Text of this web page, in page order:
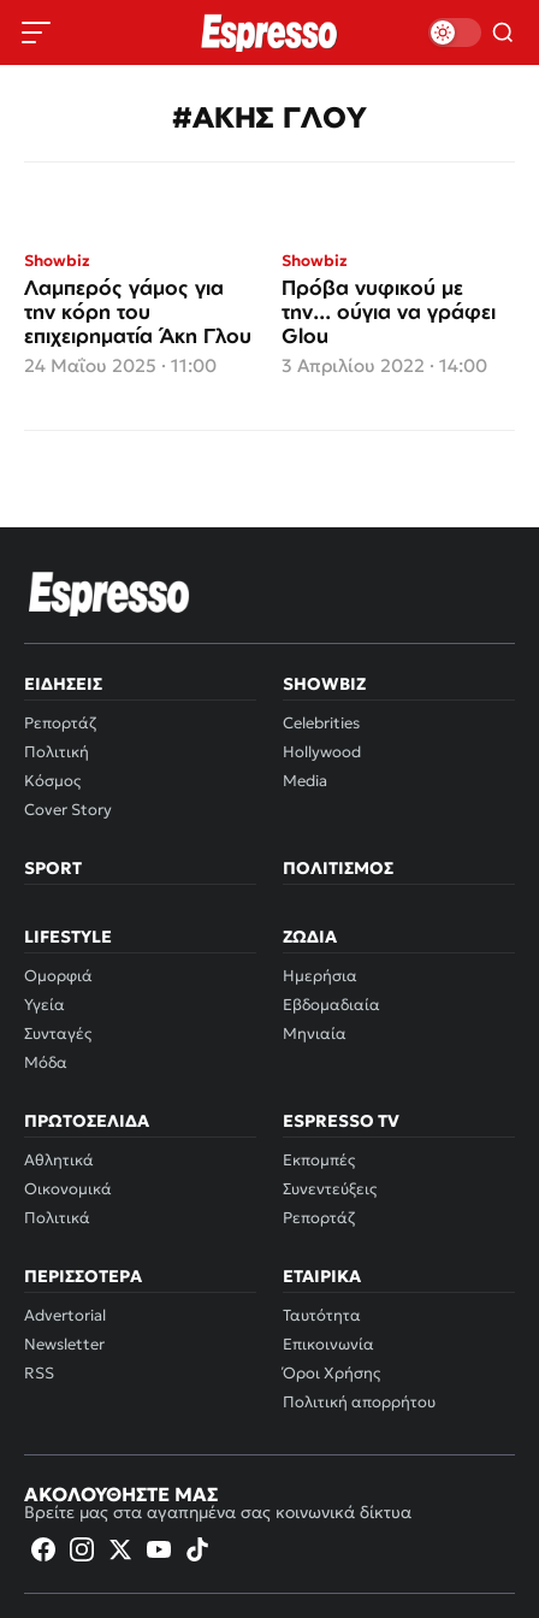
#ΑΚΗΣ ΓΛΟΥ
Showbiz
Λαμπερός γάμος για
την κόρη του
επιχειρηματία Άκη Γλου
24 Μαΐου 2025 · 11:00
Showbiz
Πρόβα νυφικού με
την... ούγια να γράφει
Glou
3 Απριλίου 2022 · 14:00
ΕΙΔΉΣΕΙΣ
Ρεπορτάζ
Πολιτική
Κόσμος
Cover Story
SHOWBIZ
Celebrities
Hollywood
Media
SPORT ΠΟΛΙΤΙΣΜΌΣ
LIFESTYLE
Ομορφιά
Υγεία
Συνταγές
Μόδα
ΖΏΔΙΑ
Ημερήσια
Εβδομαδιαία
Μηνιαία
ΠΡΩΤΟΣΈΛΙΔΑ
Αθλητικά
Οικονομικά
Πολιτικά
ESPRESSO TV
Εκπομπές
Συνεντεύξεις
Ρεπορτάζ
ΠΕΡΙΣΣΌΤΕΡΑ
Advertorial
Newsletter
RSS
ΕΤΑΙΡΙΚΆ
Ταυτότητα
Επικοινωνία
Όροι Χρήσης
Πολιτική απορρήτου
ΑΚΟΛΟΥΘΉΣΤΕ ΜΑΣ
Βρείτε μας στα αγαπημένα σας κοινωνικά δίκτυα